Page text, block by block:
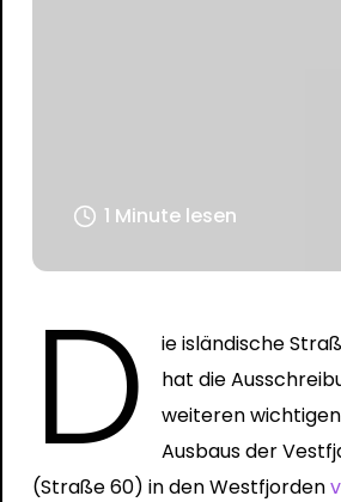
1 Minute lesen
D
ie isländische
hat die
weiteren
Ausbaus der
(Straße 60) in den Westfjorden